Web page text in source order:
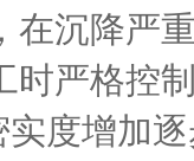
在沉降严
时严格控
度增加